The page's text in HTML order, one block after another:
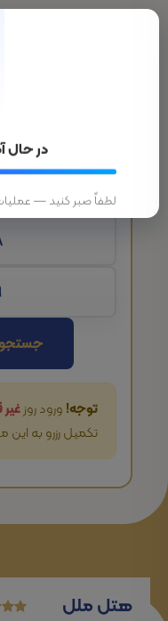
توجه!ورود روز
تکمیل رزرو به
در حال
لطفاً صبر کنید —
هتل ملل